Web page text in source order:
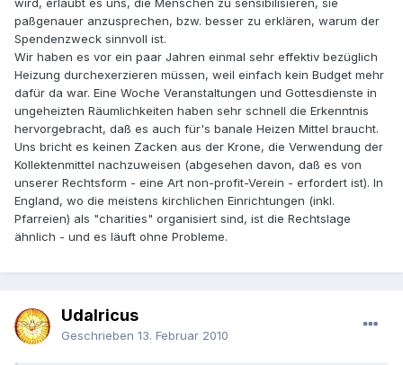
wird, erlaubt es uns, die Menschen zu sensibilisieren, sie
paßgenauer anzusprechen, bzw. besser zu erklären, warum der
Spendenzweck sinnvoll ist.
Wir haben es vor ein paar Jahren einmal sehr effektiv bezüglich
Heizung durchexerzieren müssen, weil einfach kein Budget mehr
dafür da war. Eine Woche Veranstaltungen und Gottesdienste in
ungeheizten Räumlichkeiten haben sehr schnell die Erkenntnis
hervorgebracht, daß es auch für's banale Heizen Mittel braucht.
Uns bricht es keinen Zacken aus der Krone, die Verwendung der
Kollektenmittel nachzuweisen (abgesehen davon, daß es von
unserer Rechtsform - eine Art non-profit-Verein - erfordert ist). In
England, wo die meistens kirchlichen Einrichtungen (inkl.
Pfarreien) als "charities" organisiert sind, ist die Rechtslage
ähnlich - und es läuft ohne Probleme.
Udalricus
Geschrieben 13. Februar 2010